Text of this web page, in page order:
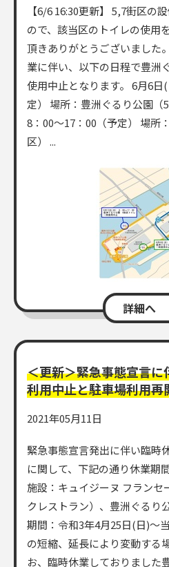
【6/6 16:30更新】 5,7街区の
ので、該当区のトイレの使用
頂きありがとうございました
業に伴い、以下の日程で豊洲
使用中止となります。 6月6日
定） 場所：豊洲ぐるり公園（
8：00～17：00（予定） 場所
区） ...
詳細へ
＜更新＞緊急事態宣言
利用中止と駐車場利用再
2021年05月11日
緊急事態宣言発出に伴い臨時
に関して、下記の通り休業期
施設：キュイジーヌ フランセ
クレストラン）、豊洲ぐるり
期間：令和3年4月25日(日)～
の短縮、延長により変動する
お、臨時休業しておりました